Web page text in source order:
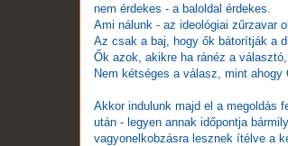
nem érdekes - a baloldal érdekes.
Ami nálunk - az ideológiai zűrzavar
Az csak a baj, hogy ők bátorítják a
Ők azok, akikre ha ránéz a
Nem kétséges a válasz, mint ahogy
Akkor indulunk majd el a megoldás
után - legyen annak időpontja
vagyonelkobzásra lesznek ítélve a